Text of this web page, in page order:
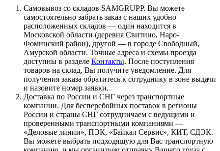
Самовывоз со складов SAMGRUPP. Вы можете
самостоятельно забрать заказ с наших удобно
расположенных складов — один находится в
Московской области (деревня Свитино, Наро-
Фоминский район), другой — в городе Свободный,
Амурской области. Точные адреса и схемы проезда
доступны в разделе Контакты. После поступления
товаров на склад, Вы получите уведомление. Для
получения заказа обратитесь к сотруднику в зоне выдачи
и назовите номер заявки.
Доставка по России и СНГ через транспортные
компании. Для бесперебойных поставок в регионы
России и страны СНГ сотрудничаем с ведущими и
проверенными транспортными компаниями —
«Деловые линии», ПЭК, «Байкал Сервис», КИТ, СДЭК.
Вы можете выбрать подходящую для Вас транспортную